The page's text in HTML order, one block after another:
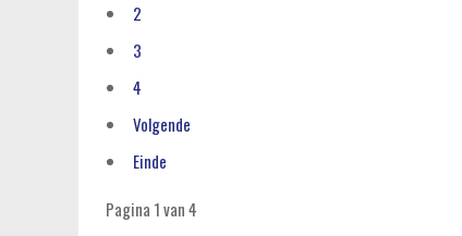
2
3
4
Volgende
Einde
Pagina 1 van 4